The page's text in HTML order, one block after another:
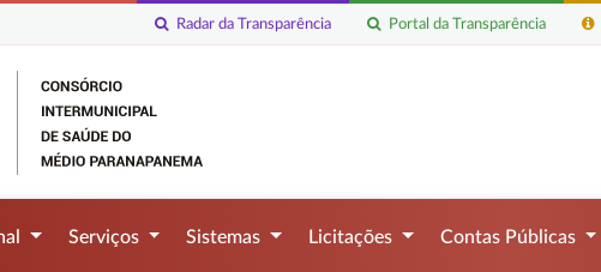
Portal da Transparência
Radar da Transparência
Serviços Sistemas Licitações Contas Públicas